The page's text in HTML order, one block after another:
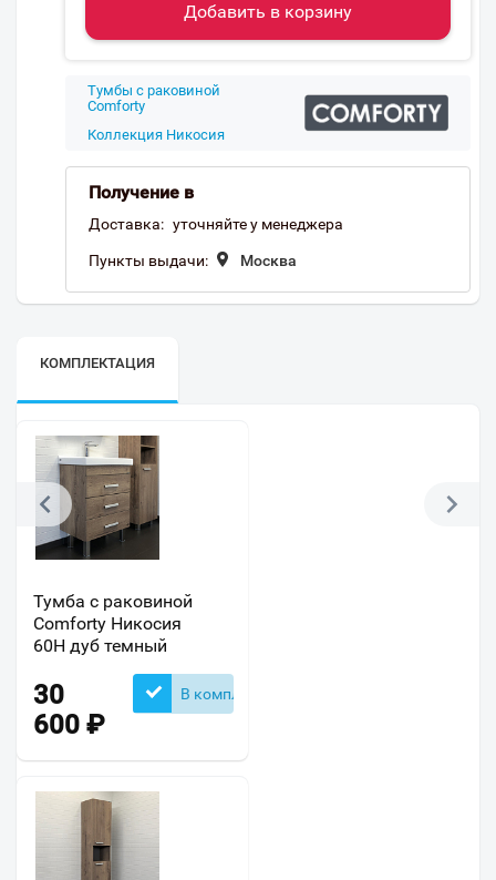
Добавить в корзину
Тумбы с раковиной
Comforty
Коллекция Никосия
Получение в
Доставка: уточняйте у менеджера
Пункты выдачи: Москва
КОМПЛЕКТАЦИЯ
Тумба с раковиной
Comforty Никосия
60Н дуб темный
30
600 ₽
В комплекте